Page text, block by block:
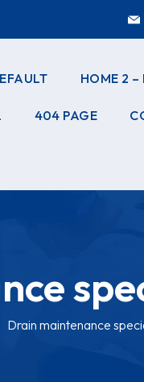
HOME 2
404 PAGE
Drain maintenance